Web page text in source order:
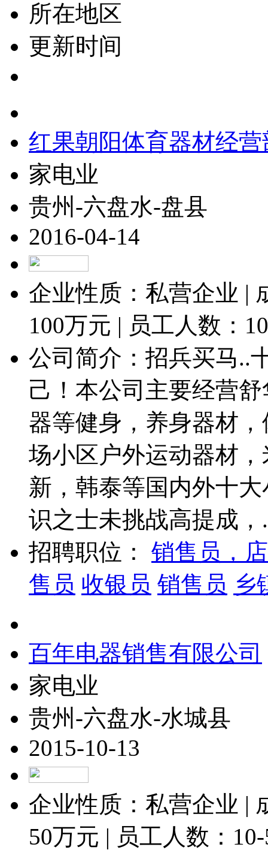
所在地区
更新时间
红果朝阳体育器材经营
家电业
贵州-六盘水-盘县
2016-04-14
企业性质：私营企业 |
100万元 | 员工人数：
公司简介：招兵买马..
己！本公司主要经营
器等健身，养身器材
场小区户外运动器材
新，韩泰等国内外十
识之士未挑战高提成，
招聘职位： 销售员，
售员 收银员 销售员 乡
百年电器销售有限公司
家电业
贵州-六盘水-水城县
2015-10-13
企业性质：私营企业 |
50万元 | 员工人数：